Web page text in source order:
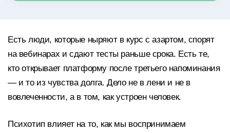
Есть люди, которые ныряют в курс с азартом, спорят
на вебинарах и сдают тесты раньше срока. Есть те,
кто открывает платформу после третьего напоминания
— и то из чувства долга. Дело не в лени и не в
вовлеченности, а в том, как устроен человек.
Психотип влияет на то, как мы воспринимаем